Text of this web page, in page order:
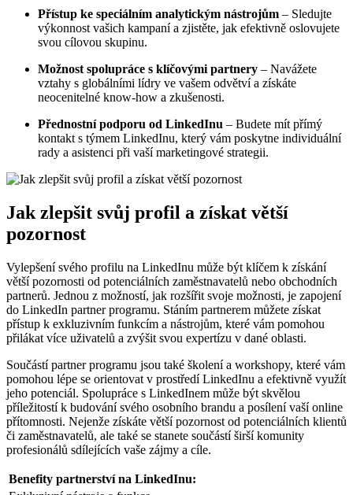
Přístup ke speciálním analytickým nástrojům – Sledujte
výkonnost vašich kampaní a zjistěte, jak efektivně oslovujete
svou cílovou skupinu.
Možnost spolupráce s klíčovými partnery – Navážete
vztahy s globálními lídry ve vašem odvětví a získáte
neocenitelné know-how a zkušenosti.
Přednostní podporu od LinkedInu – Budete mít přímý
kontakt s týmem LinkedInu, který vám poskytne individuální
rady a asistenci při vaší marketingové strategii.
Jak zlepšit svůj profil a získat větší
pozornost
Vylepšení svého profilu na LinkedInu může být klíčem k získání
větší pozornosti od potenciálních zaměstnavatelů nebo obchodních
partnerů. Jednou z možností, jak rozšířit svoje možnosti, je zapojení
do LinkedIn partner programu. Stáním partnerem můžete získat
přístup k exkluzivním funkcím a nástrojům, které vám pomohou
přilákat více uživatelů a zvýšit svou expertízu v dané oblasti.
Součástí partner programu jsou také školení a workshopy, které vám
pomohou lépe se orientovat v prostředí LinkedInu a efektivně využít
jeho potenciál. Spolupráce s LinkedInem může být skvělou
příležitostí k budování svého osobního brandu a posílení vaší online
přítomnosti. Nejenže získáte větší pozornost od potenciálních klientů
či zaměstnavatelů, ale také se stanete součástí širší komunity
profesionálů sdílejících vaše zájmy a cíle.
Benefity partnerství na LinkedInu: